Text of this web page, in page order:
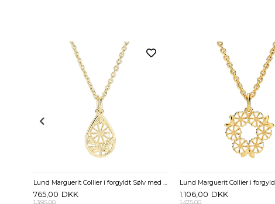
Lund Marguerit Collier i forgyldt Sølv med Dråbe
765,00 DKK
1.395,00
1.106,00 DKK
1.475,00